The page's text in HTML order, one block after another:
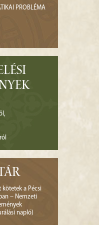
PROBLÉMA
kötetek a Pécsi
– Nemzeti
napló)